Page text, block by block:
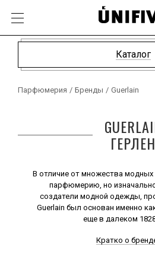
Каталог
Парфюмерия / Бренды / Guerlain
ГЕРЛЕН
В отличие от множества
парфюмерию, но
создатели модной одежды,
Guerlain был основан именно
еще в далеком
свое имя в скрижали истории
Кратко о